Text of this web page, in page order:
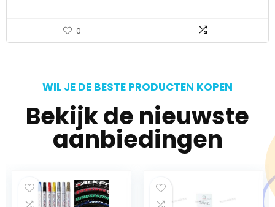
0
WIL JE DE BESTE PRODUCTEN KOPEN
Bekijk de nieuwste
aanbiedingen